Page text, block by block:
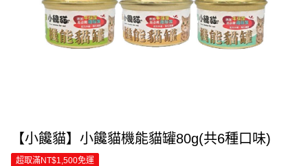
【小饞貓】小饞貓機能貓罐80g(共6種口味)
超取滿NT$1,500免運